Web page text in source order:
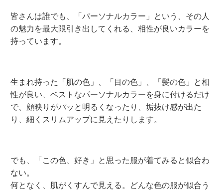
皆さんは誰でも、「パーソナルカラー」という、その人
の魅力を最大限引き出してくれる、相性が良いカラーを
持っています。
生まれ持った「肌の色」、「目の色」、「髪の色」と相
性が良い、ベストなパーソナルカラーを身に付けるだけ
で、顔映りがパッと明るくなったり、垢抜け感が出た
り、細くスリムアップに見えたりします。
でも、「この色、好き」と思った服が着てみると似合わ
ない。
何となく、肌がくすんで見える。どんな色の服が似合う